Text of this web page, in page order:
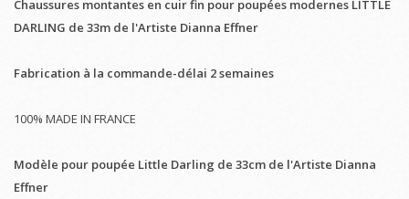
Chaussures montantes en cuir fin pour poupées modernes LITTLE
DARLING de 33m de l'Artiste Dianna Effner
Fabrication à la commande-délai 2 semaines
100% MADE IN FRANCE
Modèle pour poupée Little Darling de 33cm de l'Artiste Dianna
Effner